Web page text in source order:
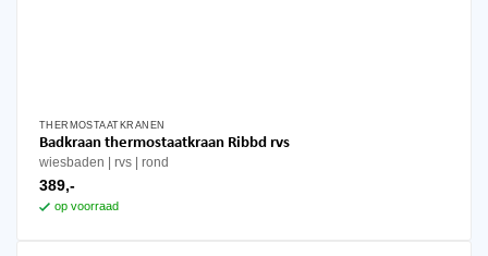
THERMOSTAATKRANEN
Badkraan thermostaatkraan Ribbd rvs
wiesbaden rvs rond
389,-
op voorraad